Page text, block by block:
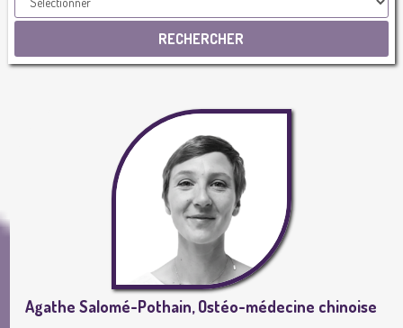
Agathe Salomé-Pothain, Ostéo-médecine chinoise